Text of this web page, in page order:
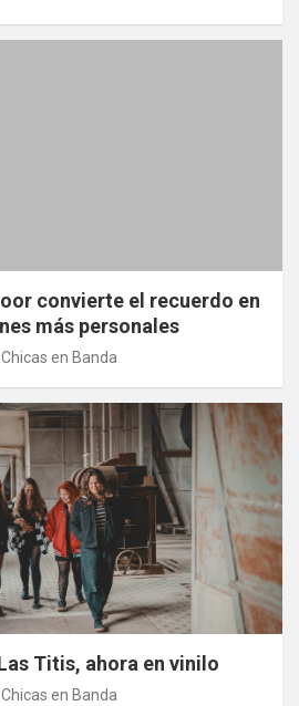
convierte el recuerdo en
más personales
Chicas en Banda
Titis, ahora en vinilo
Chicas en Banda